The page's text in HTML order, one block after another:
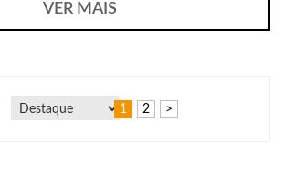
VER MAIS
1 2 >